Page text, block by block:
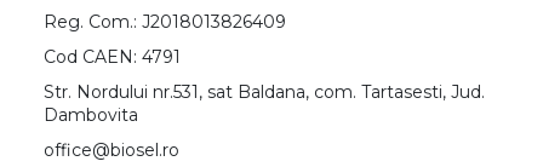
Reg. Com.: J2018013826409
Cod CAEN: 4791
Str. Nordului nr.531, sat Baldana, com. Tartasesti, Jud.
Dambovita
office@biosel.ro